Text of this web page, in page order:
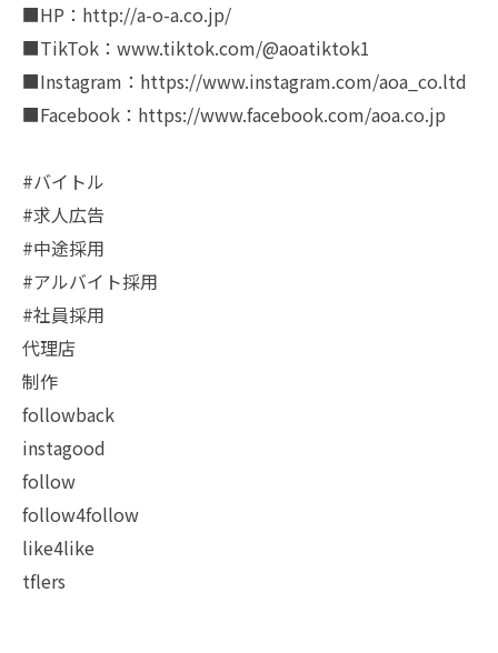
■HP：http://a-o-a.co.jp/
■TikTok：www.tiktok.com/@aoatiktok1
■Instagram：https://www.instagram.com/aoa_co.ltd
■Facebook：https://www.facebook.com/aoa.co.jp
#バイトル
#求人広告
#中途採用
#アルバイト採用
#社員採用
代理店
制作
followback
instagood
follow
follow4follow
like4like
tflers